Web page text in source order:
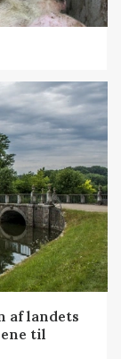
af landets
til